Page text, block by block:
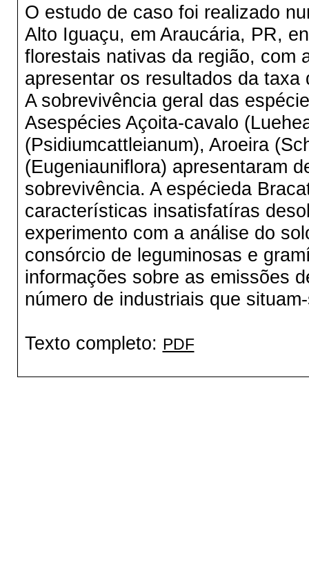
O estudo de caso foi realizado
Alto Iguaçu, em Araucária, PR,
florestais nativas da região, com
apresentar os resultados da
A sobrevivência geral das
Asespécies Açoita-cavalo
(Psidiumcattleianum), Aroeira
(Eugeniauniflora) apresentaram
sobrevivência. A espécieda
características insatisfatíras
experimento com a análise do
consórcio de leguminosas e
informações sobre as emissões
número de industriais que
Texto completo: PDF